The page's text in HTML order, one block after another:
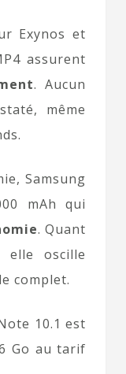
Exynos et
assurent
. Aucun
même
Samsung
mAh qui
. Quant
elle oscille
complet.
10.1 est
Go au tarif